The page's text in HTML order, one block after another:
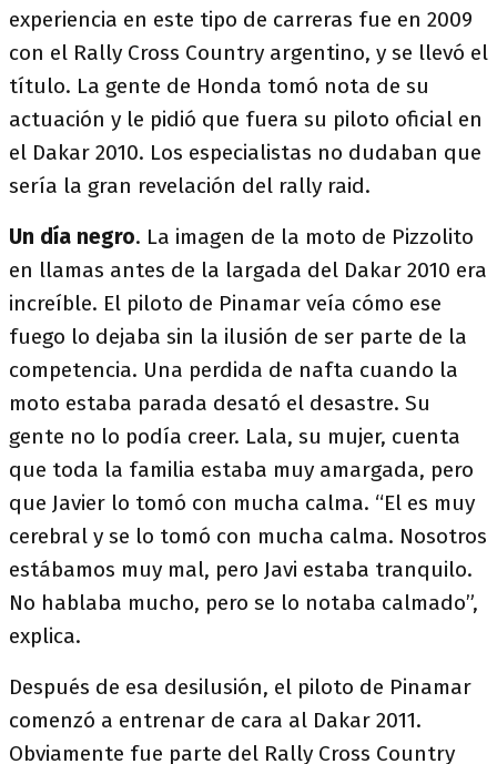
experiencia en este tipo de carreras fue en 2009
con el Rally Cross Country argentino, y se llevó el
título. La gente de Honda tomó nota de su
actuación y le pidió que fuera su piloto oficial en
el Dakar 2010. Los especialistas no dudaban que
sería la gran revelación del rally raid.
Un día negro. La imagen de la moto de Pizzolito
en llamas antes de la largada del Dakar 2010 era
increíble. El piloto de Pinamar veía cómo ese
fuego lo dejaba sin la ilusión de ser parte de la
competencia. Una perdida de nafta cuando la
moto estaba parada desató el desastre. Su
gente no lo podía creer. Lala, su mujer, cuenta
que toda la familia estaba muy amargada, pero
que Javier lo tomó con mucha calma. “El es muy
cerebral y se lo tomó con mucha calma. Nosotros
estábamos muy mal, pero Javi estaba tranquilo.
No hablaba mucho, pero se lo notaba calmado”,
explica.
Después de esa desilusión, el piloto de Pinamar
comenzó a entrenar de cara al Dakar 2011.
Obviamente fue parte del Rally Cross Country